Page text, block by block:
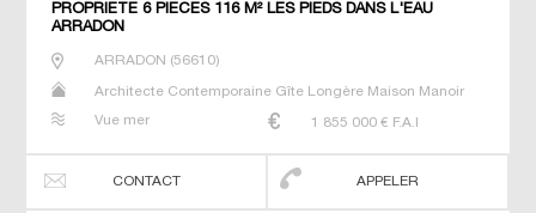
PROPRIETE 6 PIECES 116 M² LES PIEDS DANS L'EAU
ARRADON
ARRADON (56610)
Architecte Contemporaine Gîte Longère Maison Manoir
Vue mer
1 855 000 € F.A.I
CONTACT APPELER